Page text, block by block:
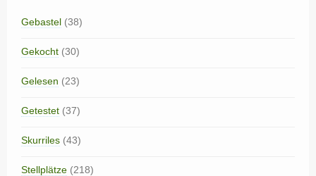
Gebastel (38)
Gekocht (30)
Gelesen (23)
Getestet (37)
Skurriles (43)
Stellplätze (218)